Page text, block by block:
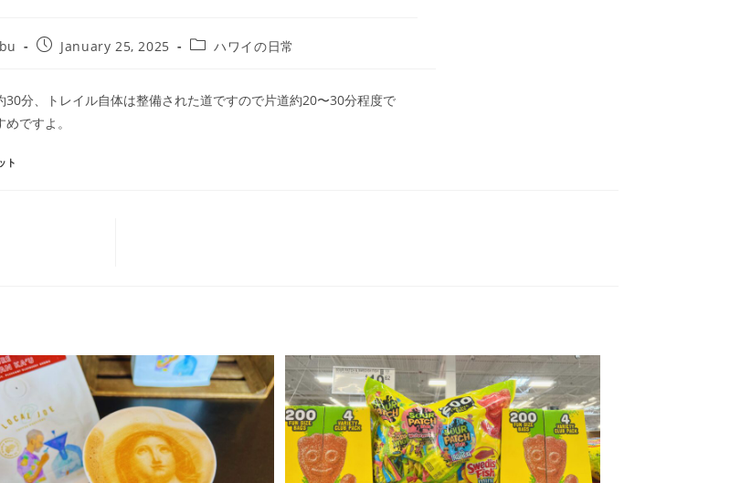
January 25, 2025 ハワイの日常
30分、トレイル自体は整備された道ですので片道約20〜30分程度で
ですよ。
ト